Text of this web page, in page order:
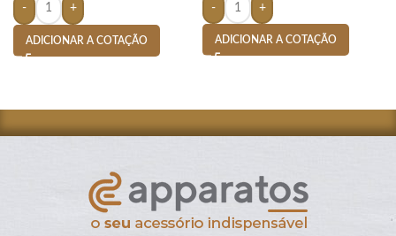
- +
ADICIONAR A COTAÇÃO
- +
ADICIONAR A COTAÇÃO